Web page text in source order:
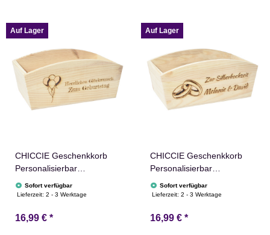
Personalisierung
Personalisierung
Auf Lager
CHICCIE Geschenkkorb
Personalisierbar
Wunschtext mit Luftballons
24x13x8cm Abgerundet
Geschenkidee Holzkiste
Sofort verfügbar
Lieferzeit:2 - 3 Werktage
16,99 € *
Auf Lager
CHICCIE Geschenkkorb
Personalisierbar
Wunschtext mit Ringen
24x13x8cm Abgerundet
Geschenkidee Holzkiste
Sofort verfügbar
Lieferzeit:2 - 3 Werktage
16,99 € *